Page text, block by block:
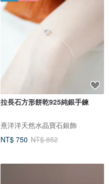
拉長石方形餅乾925純銀手鍊
熹洋洋天然水晶寶石銀飾
NT$ 750 NT$ 852